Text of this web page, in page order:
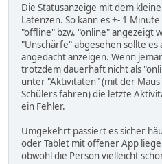
Die Statusanzeige mit dem
Latenzen. So kann es +- 1
"offline" bzw. "online" angezeigt
"Unschärfe" abgesehen sollte
angedacht anzeigen. Wenn
trotzdem dauerhaft nicht als
unter "Aktivitäten" (mit der
Schülers fahren) die letzte
ein Fehler.
Umgekehrt passiert es sicher
oder Tablet mit offener App
obwohl die Person vielleicht